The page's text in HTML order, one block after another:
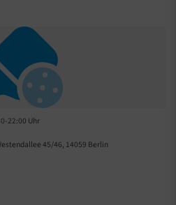
22:00 Uhr
45/46, 14059 Berlin